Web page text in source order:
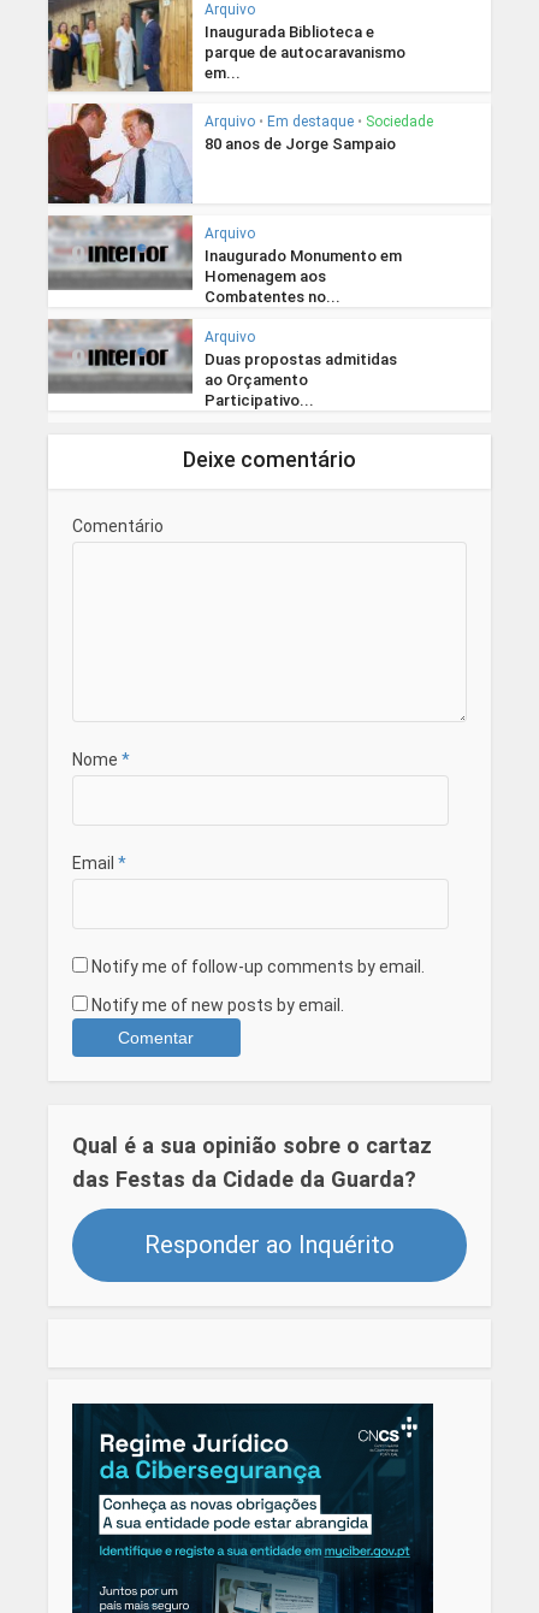
Arquivo
Inaugurada Biblioteca e
parque de autocaravanismo
em...
Arquivo • Em destaque • Sociedade
80 anos de Jorge Sampaio
Arquivo
Inaugurado Monumento em
Homenagem aos
Combatentes no...
Arquivo
Duas propostas admitidas
ao Orçamento
Participativo...
Deixe comentário
Comentário
Nome *
Email *
Notify me of follow-up comments by email.
Notify me of new posts by email.
Qual é a sua opinião sobre o cartaz
das Festas da Cidade da Guarda?
Responder ao Inquérito